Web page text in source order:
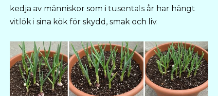
kedja av människor som i tusentals år har hängt
vitlök i sina kök för skydd, smak och liv.